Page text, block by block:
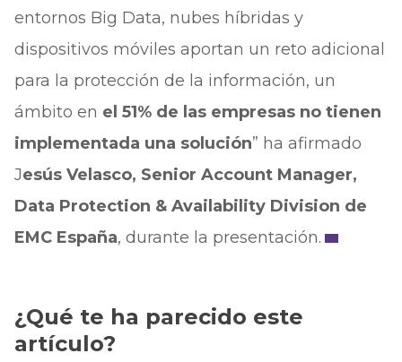
entornos Big Data, nubes híbridas y
dispositivos móviles aportan un reto adicional
para la protección de la información, un
ámbito en el 51% de las empresas no tienen
implementada una solución” ha afirmado
Jesús Velasco, Senior Account Manager,
Data Protection & Availability Division de
EMC España, durante la presentación.
¿Qué te ha parecido este
artículo?